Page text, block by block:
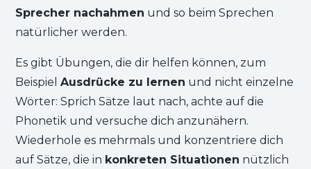
Sprecher nachahmen und so beim Sprechen
natürlicher werden.
Es gibt Übungen, die dir helfen können, zum
BeispielAusdrücke zu lernen und nicht einzelne
Wörter: Sprich Sätze laut nach, achte auf die
Phonetik und versuche dich anzunähern.
Wiederhole es mehrmals und konzentriere dich
auf Sätze, die in konkreten Situationen nützlich